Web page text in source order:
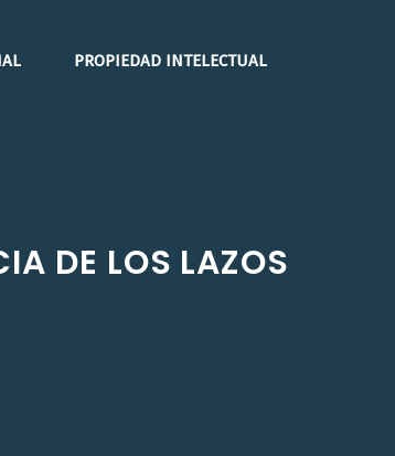
PROPIEDAD INTELECTUAL
DE LOS LAZOS